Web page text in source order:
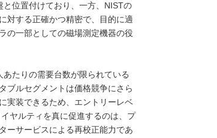
位置付けており、一方、NISTの
対する正確かつ精密で、目的に適
の一部としての磁場測定機器の役
たりの需要台数が限られている
ブルセグメントは価格競争にさら
実装できるため、エントリーレベ
ヤルティを真に促進するのは、プ
ーサービスによる再校正能力であ